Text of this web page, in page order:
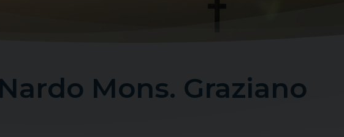
Mons. Graziano